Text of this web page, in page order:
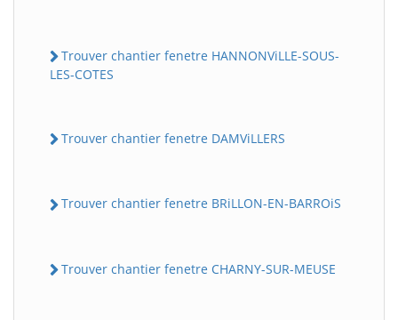
Trouver chantier fenetre HANNONViLLE-SOUS-
LES-COTES
Trouver chantier fenetre DAMViLLERS
Trouver chantier fenetre BRiLLON-EN-BARROiS
Trouver chantier fenetre CHARNY-SUR-MEUSE